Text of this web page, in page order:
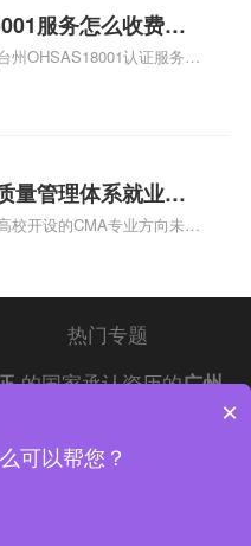
服务怎么收费，
认证服务怎么收
州OHSAS18001认证服务中
、台州ISO9000认证，哪个
iso体系认证知识，详情可
量管理体系就业方
理与认证就业方向
校开设的CMA专业方向未来
方向如何、cma就业方向有
方向、大学生考完cma，就
关iso体系认证知识，详情
！
热门专题
的国家承认资历的广州
问答频道！
Copyright © 2022
×
可以帮您？